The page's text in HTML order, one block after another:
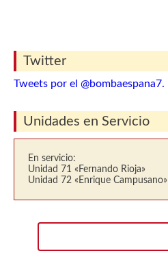
Twitter
Tweets por el @bombaespana7.
Unidades en Servicio
En servicio:
Unidad 71 «Fernando Rioja»
Unidad 72 «Enrique Campusano»